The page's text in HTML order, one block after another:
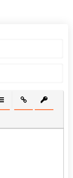
СПИСОК
ВСТАВИТЬ